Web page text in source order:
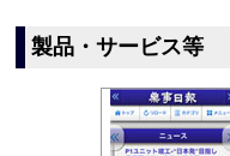
製品・サービス等